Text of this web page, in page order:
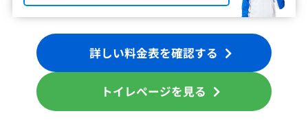
詳しい料金表を確認する
トイレページを見る